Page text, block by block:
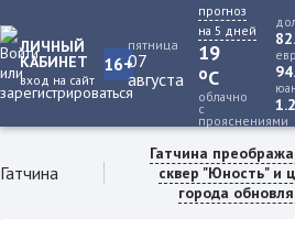
ЛИЧНЫЙ
КАБИНЕТ
вход на сайт
16+
пятница
07
августа
прогноз
на 5 дней
19
oC
облачно
с
прояснениями
Гатчина
Гатчина
сквер "Юность" и
города